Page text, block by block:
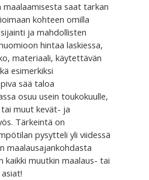
saat tarkan
kohteen omilla
ja mahdollisten
hintaa laskiessa,
materiaali, käytettävän
esimerkiksi
sää taloa
osuu usein toukokuulle,
muut kevät- ja
Tärkeintä on
pysytteli yli viidessä
maalausajankohdasta
kaikki muutkin maalaus- tai